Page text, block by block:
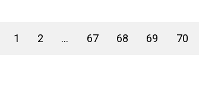
1 2 ... 67 68 69 70